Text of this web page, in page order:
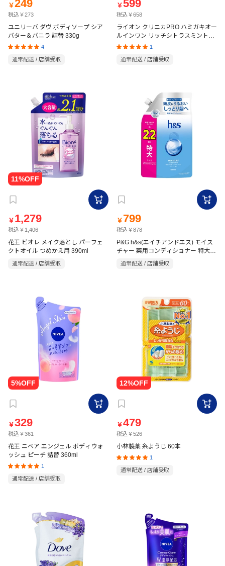
￥249
税込￥273
ユニリーバ ダヴ ボディソープ シア
バター＆バニラ 詰替 330g
4
通常配送 / 店舗受取
￥599
税込￥658
ライオン クリニカPRO ハミガキオー
ルインワン リッチシトラスミント
95g
1
通常配送 / 店舗受取
￥ 1,279
税込￥1,406
花王 ビオレ メイク落とし パーフェ
クトオイル つめかえ用 390ml
通常配送 / 店舗受取
￥ 799
税込￥878
P&G h&s(エイチアンドエス) モイス
チャー 薬用コンディショナー 特大詰
め替え 680g
通常配送 / 店舗受取
￥329
税込￥361
花王 ニベア エンジェル ボディウォ
ッシュ ピーチ 詰替 360ml
1
通常配送 / 店舗受取
￥479
税込￥526
小林製薬 糸ようじ 60本
1
通常配送 / 店舗受取